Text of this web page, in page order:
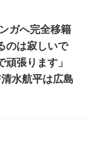
ガへ完全移籍
のは寂しいで
張ります」
水航平は広島